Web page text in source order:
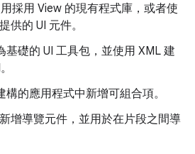
採用 View 的現有程式庫，或者使
供的 UI 元件。
基礎的 UI 工具包，並使用 XML 建
構的應用程式中新增可組合項。
增導覽元件，並用於在片段之間導